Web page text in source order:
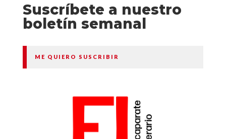
Suscríbete a nuestro
boletín semanal
ME QUIERO SUSCRIBIR